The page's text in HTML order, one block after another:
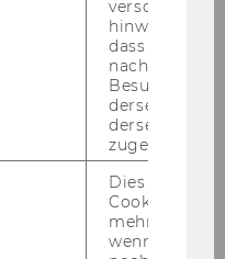
verschiedene
hinweg.Stellt
dass Daten
Besuchen auf
derselben
derselben
zugeordnet
Dies ist ein
Cookie, das
mehr setzen,
wenn ein